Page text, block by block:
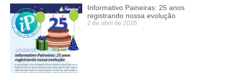
Informativo Paineiras: 25 anos
registrando nossa evolução
2 de abril de 2026